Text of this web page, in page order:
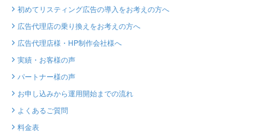
初めてリスティング広告の導入をお考えの方へ
広告代理店の乗り換えをお考えの方へ
広告代理店様・HP制作会社様へ
実績・お客様の声
パートナー様の声
お申し込みから運用開始までの流れ
よくあるご質問
料金表